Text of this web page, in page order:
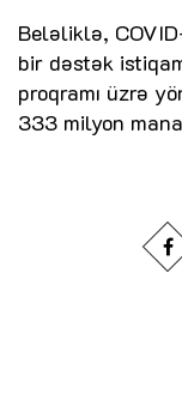
Beləliklə,
bir dəstək
proqramı üzrə
333 milyon